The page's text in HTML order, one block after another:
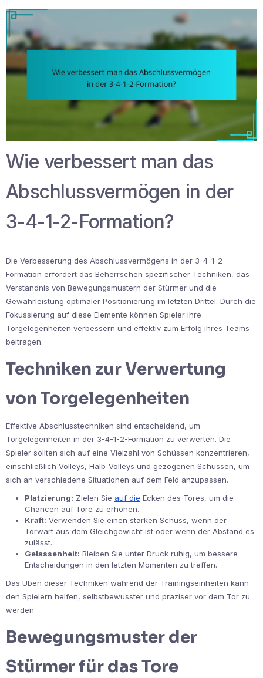
Wie verbessert man das
Abschlussvermögen in der
3-4-1-2-Formation?
Die Verbesserung des Abschlussvermögens in der 3-4-1-2-
Formation erfordert das Beherrschen spezifischer Techniken, das
Verständnis von Bewegungsmustern der Stürmer und die
Gewährleistung optimaler Positionierung im letzten Drittel. Durch die
Fokussierung auf diese Elemente können Spieler ihre
Torgelegenheiten verbessern und effektiv zum Erfolg ihres Teams
beitragen.
Techniken zur Verwertung
von Torgelegenheiten
Effektive Abschlusstechniken sind entscheidend, um
Torgelegenheiten in der 3-4-1-2-Formation zu verwerten. Die
Spieler sollten sich auf eine Vielzahl von Schüssen konzentrieren,
einschließlich Volleys, Halb-Volleys und gezogenen Schüssen, um
sich an verschiedene Situationen auf dem Feld anzupassen.
Platzierung: Zielen Sie auf die Ecken des Tores, um die
Chancen auf Tore zu erhöhen.
Kraft: Verwenden Sie einen starken Schuss, wenn der
Torwart aus dem Gleichgewicht ist oder wenn der Abstand es
zulässt.
Gelassenheit: Bleiben Sie unter Druck ruhig, um bessere
Entscheidungen in den letzten Momenten zu treffen.
Das Üben dieser Techniken während der Trainingseinheiten kann
den Spielern helfen, selbstbewusster und präziser vor dem Tor zu
werden.
Bewegungsmuster der
Stürmer für das Tore